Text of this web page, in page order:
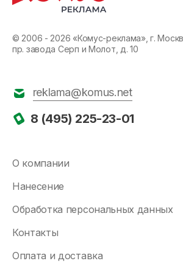
© 2006 - 2026 «Комус-реклама», г.
пр. завода Серп и Молот, д. 10
reklama@komus.net
8 (495) 225-23-01
О компании
Нанесение
Обработка персональных данных
Контакты
Оплата и доставка